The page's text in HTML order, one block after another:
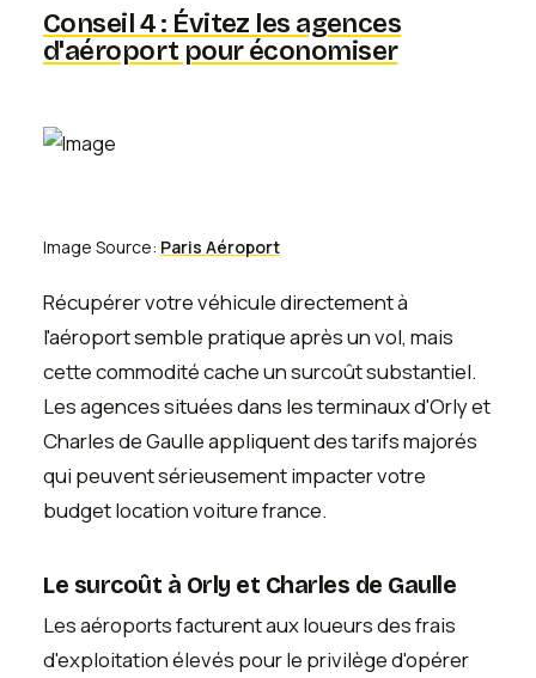
Conseil 4 : Évitez les agences
d'aéroport pour économiser
Image Source: Paris Aéroport
Récupérer votre véhicule directement à
l'aéroport semble pratique après un vol, mais
cette commodité cache un surcoût substantiel.
Les agences situées dans les terminaux d'Orly et
Charles de Gaulle appliquent des tarifs majorés
qui peuvent sérieusement impacter votre
budget location voiture france.
Le surcoût à Orly et Charles de Gaulle
Les aéroports facturent aux loueurs des frais
d'exploitation élevés pour le privilège d'opérer